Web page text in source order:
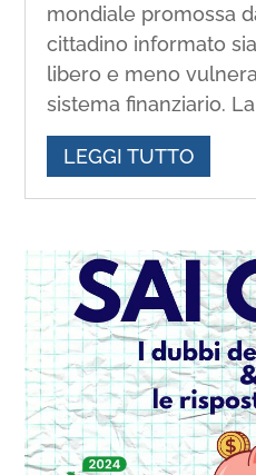
mondiale promossa
cittadino informato
libero e meno
sistema finanziario.
LEGGI TUTTO